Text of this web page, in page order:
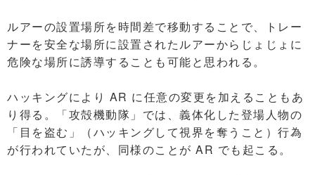
ルアーの設置場所を時間差で移動することで、トレー
ナーを安全な場所に設置されたルアーからじょじょに
危険な場所に誘導することも可能と思われる。
ハッキングにより AR に任意の変更を加えることもあ
り得る。「攻殻機動隊」では、義体化した登場人物の
「目を盗む」（ハッキングして視界を奪うこと）行為
が行われていたが、同様のことが AR でも起こる。